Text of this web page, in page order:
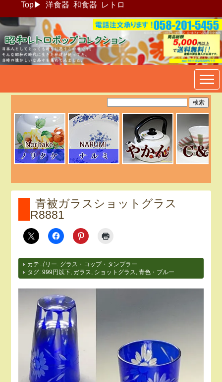
Top▶ 洋食器 和食器 レトロ
昭和レトロポップ食器生活雑
貨通販＠フリマート
青被ガラスショットグラス
R8881
カテゴリー: グラス・コップ・タンブラー
タグ:999円以下 ガラス ショットグラス ,青色・ブルー